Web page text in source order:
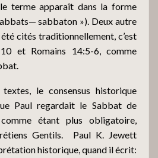
terme apparaît dans la forme
sabbaton »). Deux autre
cités traditionnellement, c’est
et Romains 14:5-6, comme
le consensus historique
Paul regardait le Sabbat de
comme étant plus obligatoire,
Gentils. Paul K. Jewett
historique, quand il écrit: